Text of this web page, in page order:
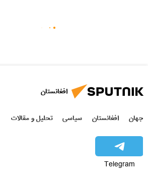
افغانستان
جهان افغانستان سیاسی تحلیل و مقالات
Telegram